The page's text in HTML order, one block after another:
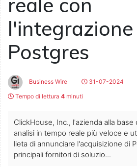
reale con
l'integrazione
Postgres
Business Wire
31-07-2024
Tempo di lettura 4 minuti
ClickHouse, Inc., l'azienda alla base
analisi in tempo reale più veloce e
lieta di annunciare l'acquisizione di
principali fornitori di soluzio...